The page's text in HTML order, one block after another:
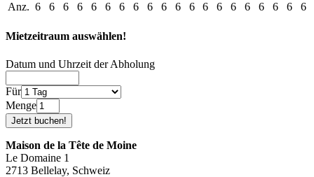
Anz. 6 6 6 6 6 6 6 6 6 6 6 6 6 6 6 6 6 6 6 6
Mietzeitraum auswählen!
Datum und Uhrzeit der Abholung
Für
Menge
Maison de la Tête de Moine
Le Domaine 1
2713 Bellelay, Schweiz